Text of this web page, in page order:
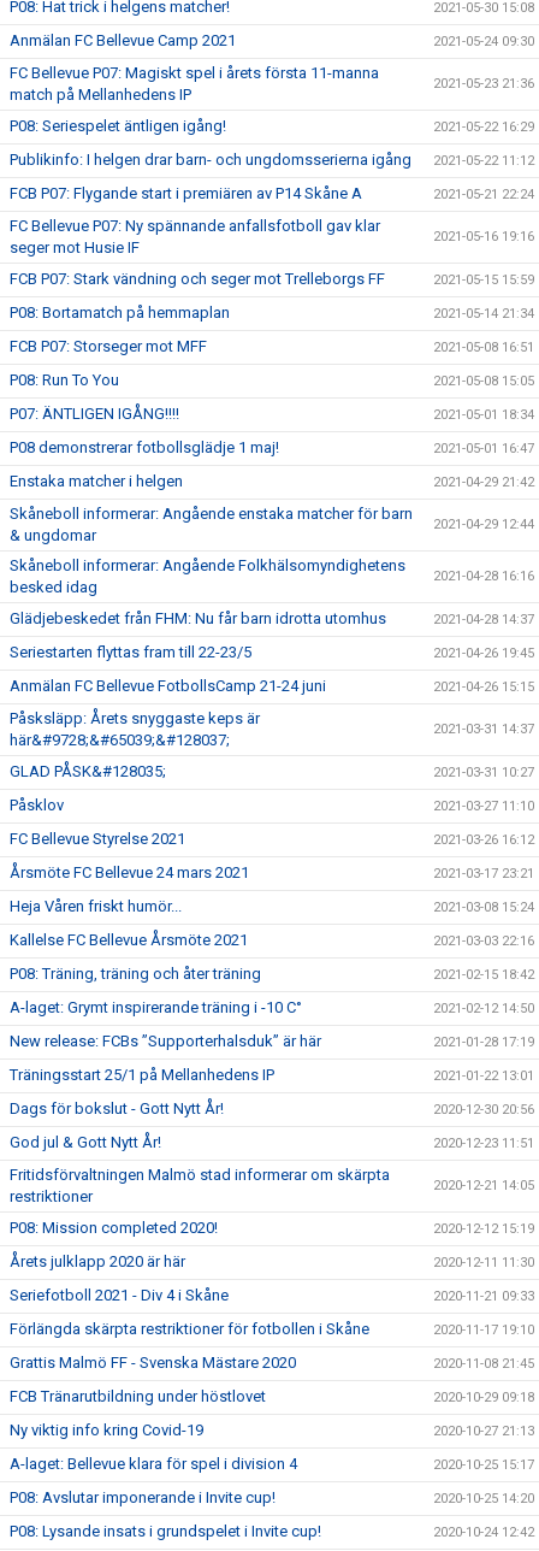
P08: Hat trick i helgens matcher! 2021-05-30 15:08
Anmälan FC Bellevue Camp 2021 2021-05-24 09:30
FC Bellevue P07: Magiskt spel i årets första 11-manna
match på Mellanhedens IP
2021-05-23 21:36
P08: Seriespelet äntligen igång! 2021-05-22 16:29
Publikinfo: I helgen drar barn- och ungdomsserierna igång 2021-05-22 11:12
FCB P07: Flygande start i premiären av P14 Skåne A 2021-05-21 22:24
FC Bellevue P07: Ny spännande anfallsfotboll gav klar
seger mot Husie IF
2021-05-16 19:16
FCB P07: Stark vändning och seger mot Trelleborgs FF 2021-05-15 15:59
P08: Bortamatch på hemmaplan 2021-05-14 21:34
FCB P07: Storseger mot MFF 2021-05-08 16:51
P08: Run To You 2021-05-08 15:05
P07: ÄNTLIGEN IGÅNG!!!! 2021-05-01 18:34
P08 demonstrerar fotbollsglädje 1 maj! 2021-05-01 16:47
Enstaka matcher i helgen 2021-04-29 21:42
Skåneboll informerar: Angående enstaka matcher för barn
& ungdomar
2021-04-29 12:44
Skåneboll informerar: Angående Folkhälsomyndighetens
besked idag
2021-04-28 16:16
Glädjebeskedet från FHM: Nu får barn idrotta utomhus 2021-04-28 14:37
Seriestarten flyttas fram till 22-23/5 2021-04-26 19:45
Anmälan FC Bellevue FotbollsCamp 21-24 juni 2021-04-26 15:15
Påsksläpp: Årets snyggaste keps är
här&#9728;&#65039;&#128037;
2021-03-31 14:37
GLAD PÅSK&#128035; 2021-03-31 10:27
Påsklov 2021-03-27 11:10
FC Bellevue Styrelse 2021 2021-03-26 16:12
Årsmöte FC Bellevue 24 mars 2021 2021-03-17 23:21
Heja Våren friskt humör... 2021-03-08 15:24
Kallelse FC Bellevue Årsmöte 2021 2021-03-03 22:16
P08: Träning, träning och åter träning 2021-02-15 18:42
A-laget: Grymt inspirerande träning i -10 C° 2021-02-12 14:50
New release: FCBs ”Supporterhalsduk” är här 2021-01-28 17:19
Träningsstart 25/1 på Mellanhedens IP 2021-01-22 13:01
Dags för bokslut - Gott Nytt År! 2020-12-30 20:56
God jul & Gott Nytt År! 2020-12-23 11:51
Fritidsförvaltningen Malmö stad informerar om skärpta
restriktioner
2020-12-21 14:05
P08: Mission completed 2020! 2020-12-12 15:19
Årets julklapp 2020 är här 2020-12-11 11:30
Seriefotboll 2021 - Div 4 i Skåne 2020-11-21 09:33
Förlängda skärpta restriktioner för fotbollen i Skåne 2020-11-17 19:10
Grattis Malmö FF - Svenska Mästare 2020 2020-11-08 21:45
FCB Tränarutbildning under höstlovet 2020-10-29 09:18
Ny viktig info kring Covid-19 2020-10-27 21:13
A-laget: Bellevue klara för spel i division 4 2020-10-25 15:17
P08: Avslutar imponerande i Invite cup! 2020-10-25 14:20
P08: Lysande insats i grundspelet i Invite cup! 2020-10-24 12:42